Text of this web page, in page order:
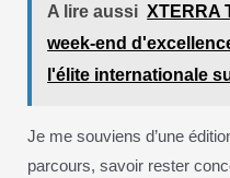
A lire aussi XTERRA
week-end
l'élite internationale
Je me souviens d’une
parcours, savoir rester